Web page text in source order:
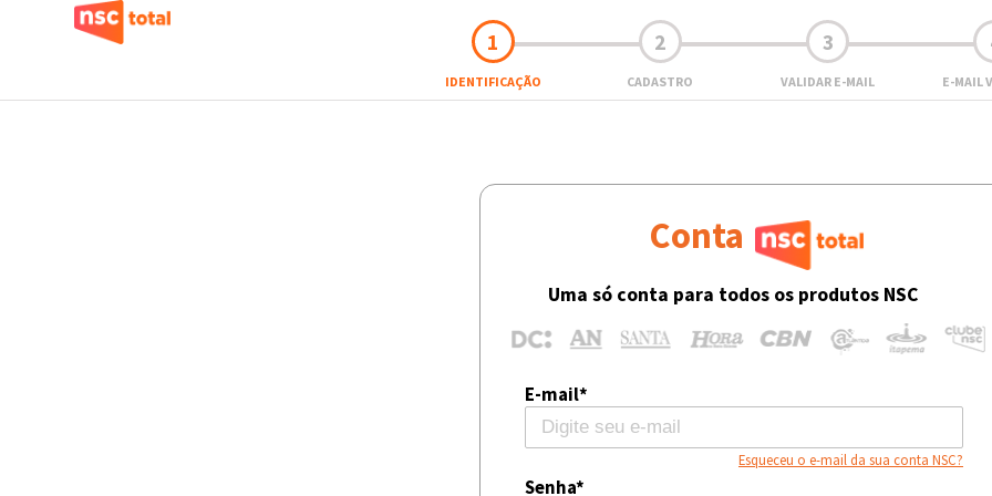
1
IDENTIFICAÇÃO
2
CADASTRO
3
VALIDAR E-MAIL E-MAIL
Conta
Uma só conta para todos os produtos NSC
E-mail*
Esqueceu o e-mail da sua conta NSC?
Senha*